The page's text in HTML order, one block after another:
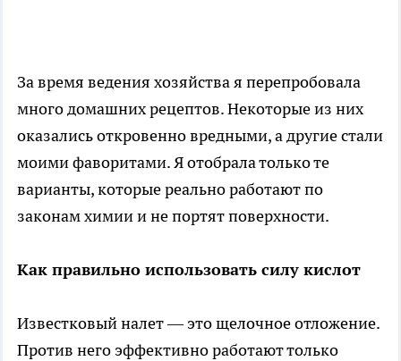
За время ведения хозяйства я перепробовала
много домашних рецептов. Некоторые из них
оказались откровенно вредными, а другие стали
моими фаворитами. Я отобрала только те
варианты, которые реально работают по
законам химии и не портят поверхности.
Как правильно использовать силу кислот
Известковый налет — это щелочное отложение.
Против него эффективно работают только